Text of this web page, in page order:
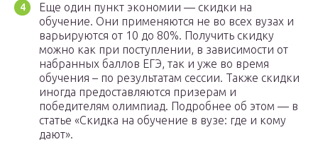
Еще один пункт экономии — скидки на
обучение. Они применяются не во всех вузах и
варьируются от 10 до 80%. Получить скидку
можно как при поступлении, в зависимости от
набранных баллов ЕГЭ, так и уже во время
обучения – по результатам сессии. Также скидки
иногда предоставляются призерам и
победителям олимпиад. Подробнее об этом — в
статье «Скидка на обучение в вузе: где и кому
дают».